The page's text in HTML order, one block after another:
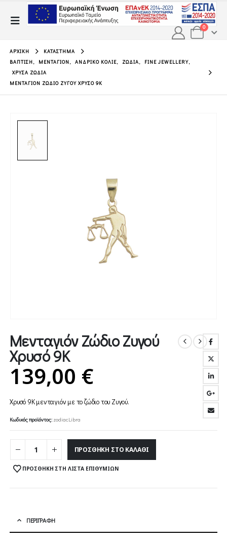
0
ΑΡΧΙΚΉ
ΚΑΤΆΣΤΗΜΑ
ΒΆΠΤΙΣΗ, ΜΕΝΤΑΓΙΌΝ, ΑΝΔΡΙΚΌ ΚΟΛΙΈ, ΖΏΔΙΑ, FINE JEWELLERY,
ΧΡΥΣΆ ΖΏΔΙΑ
ΜΕΝΤΑΓΙΌΝ ΖΏΔΙΟ ΖΥΓΟΎ ΧΡΥΣΌ 9Κ
Μενταγιόν Ζώδιο Ζυγού
Χρυσό 9Κ
139,00 €
Χρυσό 9Κ μενταγιόν με το ζώδιο του Ζυγού.
Κωδικός προϊόντος: zodiacLibra
ΠΡΟΣΘΉΚΗ ΣΤΟ ΚΑΛΆΘΙ
ΠΡΟΣΘΉΚΗ ΣΤΗ ΛΊΣΤΑ ΕΠΙΘΥΜΙΏΝ
ΠΕΡΙΓΡΑΦΉ